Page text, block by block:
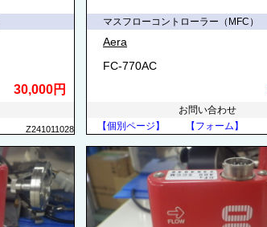
30,000円
Z241011028
マスフローコントローラー（MFC）
Aera
FC-770AC
お問い合わせ
【個別ページ】
【フォーム】